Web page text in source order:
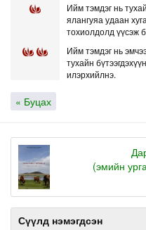
Ийм тэмдэг нь
ялангуяа удаан
тохиолдолд үүсэж
Ийм тэмдэг нь
тухайн
илэрхийлнэ.
« Буцах
(эмийн
Сүүлд нэмэгдсэн